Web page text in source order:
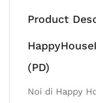
Product
(PD)
Noi di Happy